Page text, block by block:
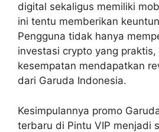
digital sekaligus memiliki
ini tentu memberikan
Pengguna tidak hanya
investasi crypto yang
kesempatan mendapatkan
dari Garuda Indonesia.
Kesimpulannya promo
terbaru di Pintu VIP menjadi